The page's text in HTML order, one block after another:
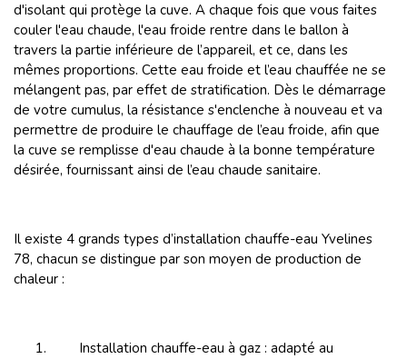
d'isolant qui protège la cuve. A chaque fois que vous faites
couler l'eau chaude, l'eau froide rentre dans le ballon à
travers la partie inférieure de l’appareil, et ce, dans les
mêmes proportions. Cette eau froide et l’eau chauffée ne se
mélangent pas, par effet de stratification. Dès le démarrage
de votre cumulus, la résistance s'enclenche à nouveau et va
permettre de produire le chauffage de l’eau froide, afin que
la cuve se remplisse d'eau chaude à la bonne température
désirée, fournissant ainsi de l’eau chaude sanitaire.
Il existe 4 grands types d’installation chauffe-eau Yvelines
78, chacun se distingue par son moyen de production de
chaleur :
Installation chauffe-eau à gaz : adapté au